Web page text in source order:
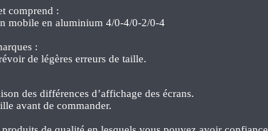
comprend :
mobile en aluminium 4/0-4/0-2/0-4
:
de légères erreurs de taille.
des différences d’affichage des écrans.
avant de commander.